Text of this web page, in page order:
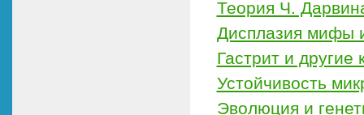
Теория Ч.
Дисплазия мифы
Гастрит и
Устойчивость
Эволюция и